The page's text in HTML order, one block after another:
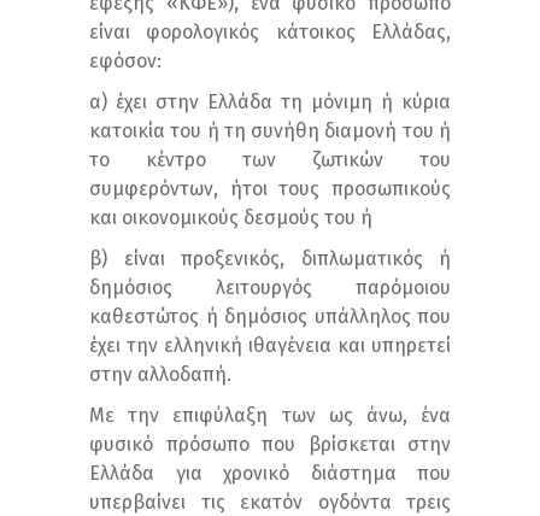
είναι φορολογικός κάτοικος Ελλάδας,
εφόσον:
α) έχει στην Ελλάδα τη μόνιμη ή κύρια
κατοικία του ή τη συνήθη διαμονή του ή
το κέντρο των ζωτικών του
συμφερόντων, ήτοι τους προσωπικούς
και οικονομικούς δεσμούς του ή
β) είναι προξενικός, διπλωματικός ή
δημόσιος λειτουργός παρόμοιου
καθεστώτος ή δημόσιος υπάλληλος που
έχει την ελληνική ιθαγένεια και υπηρετεί
στην αλλοδαπή.
Με την επιφύλαξη των ως άνω, ένα
φυσικό πρόσωπο που βρίσκεται στην
Ελλάδα για χρονικό διάστημα που
υπερβαίνει τις εκατόν ογδόντα τρεις